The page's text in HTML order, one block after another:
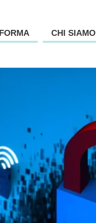
CHI SIAMO